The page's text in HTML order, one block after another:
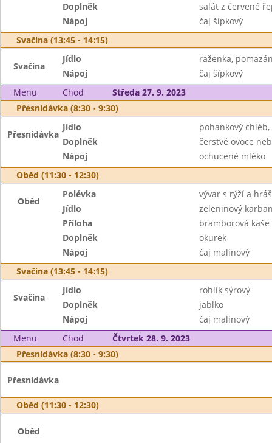
Doplněk
salát z červené
Nápoj
čaj šípkový
Svačina (13:45 - 14:15)
Svačina
Jídlo
raženka,
Nápoj
čaj šípkový
Menu
Chod
Středa 27. 9. 2023
Přesnídávka (8:30 - 9:30)
Přesnídávka
Jídlo
pohankový
Doplněk
čerstvé ovoce
Nápoj
ochucené mléko
Oběd (11:30 - 12:30)
Oběd
Polévka
vývar s rýží a
Jídlo
zeleninový
Příloha
bramborová kaše
Doplněk
okurek
Nápoj
čaj malinový
Svačina (13:45 - 14:15)
Svačina
Jídlo
rohlík sýrový
Doplněk
jablko
Nápoj
čaj malinový
Menu
Chod
Čtvrtek 28. 9. 2023
Přesnídávka (8:30 - 9:30)
Přesnídávka
Oběd (11:30 - 12:30)
Oběd